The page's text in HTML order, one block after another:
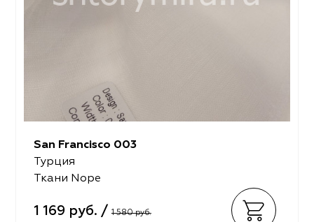
San Francisco 003
Турция
Ткани Nope
1 169 руб. / 1 580 руб.